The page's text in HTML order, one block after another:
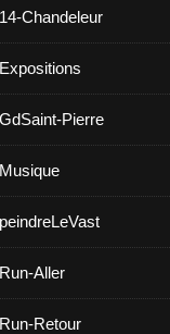
Chandeleur
Pierre
Aller
Retour